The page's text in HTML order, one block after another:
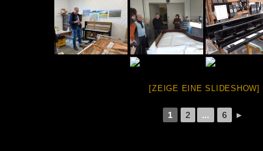
[ZEIGE EINE SLIDESHOW]
1 2 ... 6 ►